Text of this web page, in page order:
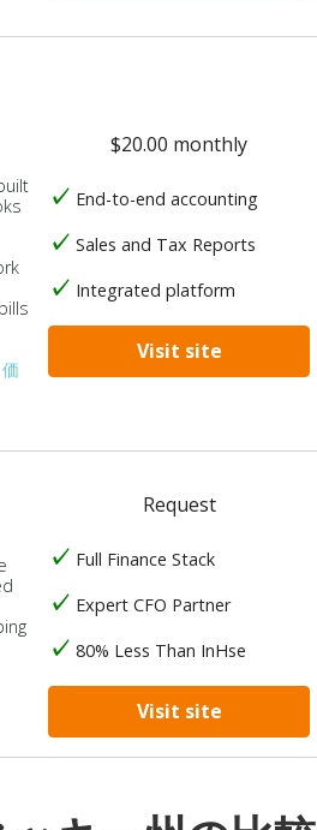
価
$20.00 monthly
End-to-end accounting
Sales and Tax Reports
Integrated platform
Visit site
Request
Full Finance Stack
Expert CFO Partner
80% Less Than InHse
Visit site